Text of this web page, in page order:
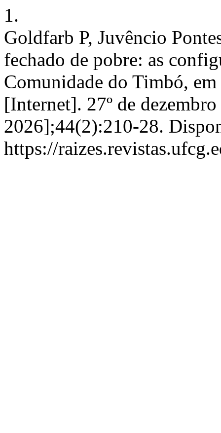
1.
Goldfarb P, Juvêncio
fechado de pobre: as
Comunidade do Timbó, em
[Internet]. 27º de
2026];44(2):210-28.
https://